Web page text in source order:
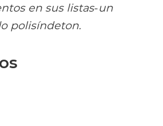
en sus listas-un
polisíndeton.